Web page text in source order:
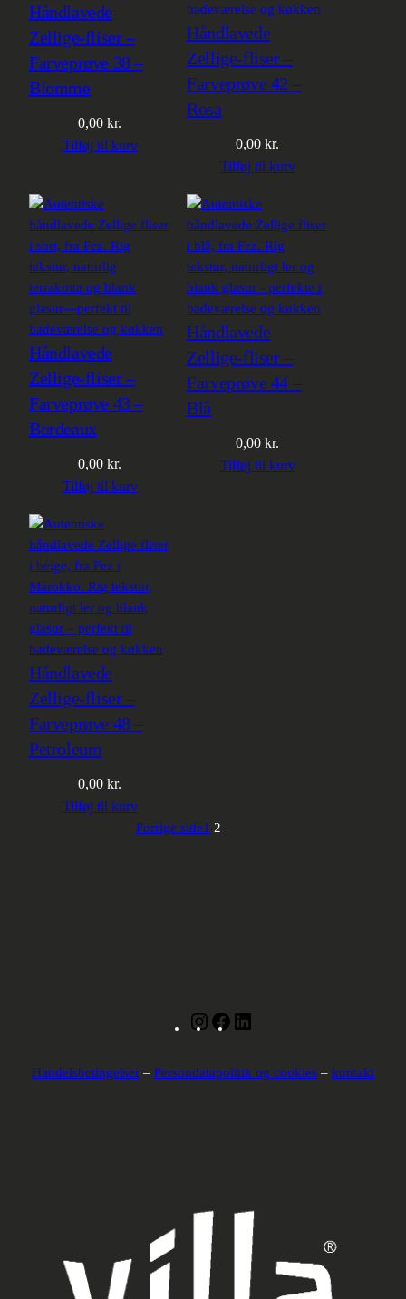
Håndlavede
Zellige-fliser –
Farveprøve 38 –
Blomme
0,00kr.
Tilføj til kurv
Håndlavede
Zellige-fliser –
Farveprøve 42 –
Rosa
0,00kr.
Tilføj til kurv
Håndlavede
Zellige-fliser –
Farveprøve 43 –
Bordeaux
0,00kr.
Tilføj til kurv
Håndlavede
Zellige-fliser –
Farveprøve 44 –
Blå
0,00kr.
Tilføj til kurv
Håndlavede
Zellige-fliser –
Farveprøve 48 –
Petroleum
0,00kr.
Tilføj til kurv
Forrige side1 2
InstagramFacebook
Handelsbetingelser – Persondatapolitik og cookies – kontakt